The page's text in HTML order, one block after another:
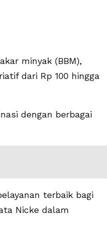
minyak (BBM),
dari Rp 100 hingga
dengan berbagai
terbaik bagi
Nicke dalam